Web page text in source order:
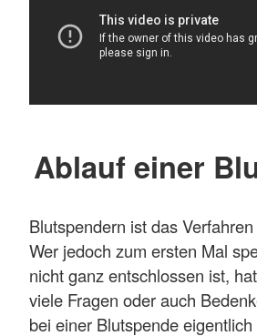
Ablauf einer
Blutspendern ist das
Wer jedoch zum ersten Mal
nicht ganz entschlossen ist,
viele Fragen oder auch
bei einer Blutspende